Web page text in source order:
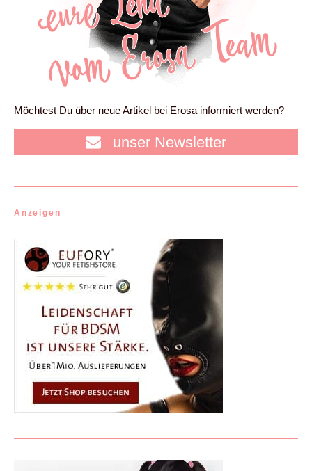
Möchtest Du über neue Artikel bei Erosa informiert werden?
unser Newsletter
Anzeigen